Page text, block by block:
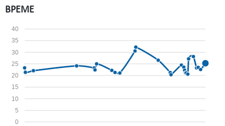
ВРЕМЕ
0
5
10
15
20
25
30
35
40